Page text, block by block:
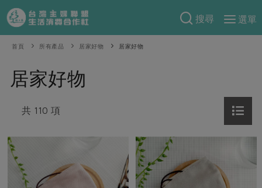
搜尋
選單
產品分類
當季蔬果
一籃菜
芽苗類
奶蛋豆・五穀
食譜料理
肉食
海鮮
把最好的台灣味帶回家！
防災用品預購圓滿結束
觀點文章
主婦食堂 一籃菜真心話
首頁 所有產品 居家好物 居家好物
居家好物
共 110 項